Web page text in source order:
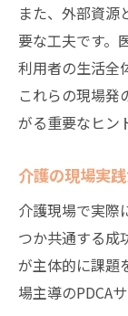
高齢
介護
負担軽減
介護
高齢
介護
介護
明日から
介護
また、外部資源
要な工夫です。
利用者の生活全
これらの現場発
がる重要なヒン
介護の現場実
介護現場で実際
つか共通する成
が主体的に課題
場主導のPDCA